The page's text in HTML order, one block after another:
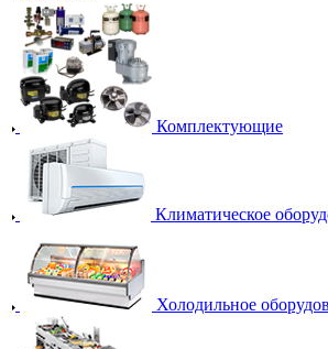
Комплектующие
Климатическое
Холодильное